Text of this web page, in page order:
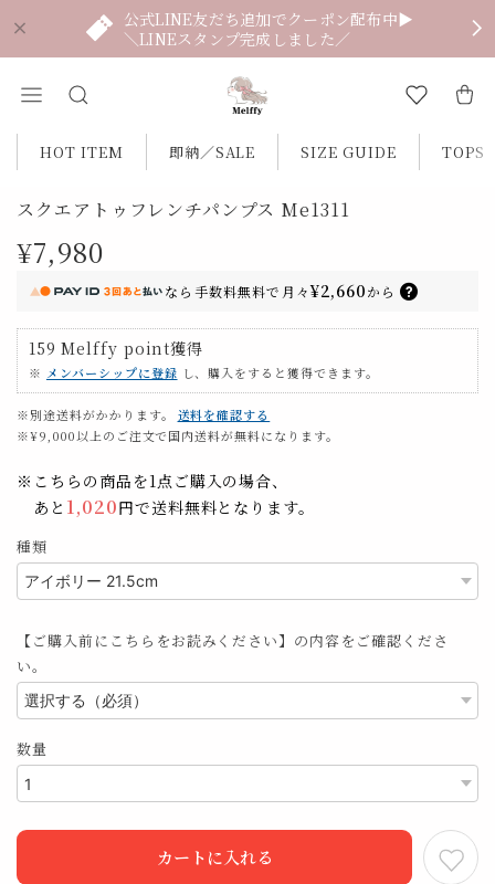
公式LINE友だち追加でクーポン配布中▶
＼LINEスタンプ完成しました／
HOT ITEM 即納／SALE SIZE GUIDE TOPS
スクエアトゥフレンチパンプス Me1311
¥7,980
なら 手数料無料で 月々¥2,660から
159 Melffy point獲得
※ メンバーシップに登録 し、購入をすると獲得できます。
※別途送料がかかります。
送料を確認する
※¥9,000以上のご注文で国内送料が無料になります。
※こちらの商品を1点ご購入の場合、
あと 1,020円で送料無料となります。
種類
【ご購入前にこちらをお読みください】の内容をご確認くださ
い。
数量
カートに入れる